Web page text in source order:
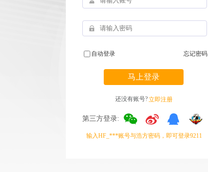
自动登录 忘记密码
马上登录
还没有账号?立即注册
第三方登录:
输入HF_***账号与浩方密码，即可登录9211